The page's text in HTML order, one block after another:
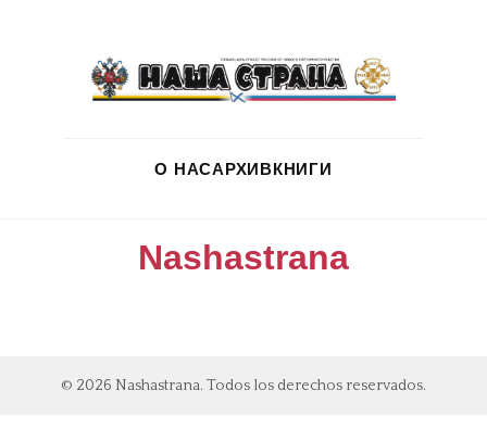
О НАСАРХИВКНИГИ
Nashastrana
© 2026 Nashastrana. Todos los derechos reservados.